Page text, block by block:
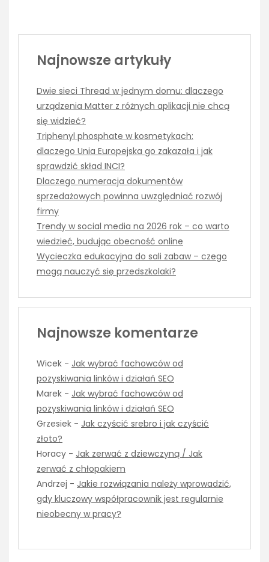
Najnowsze artykuły
Dwie sieci Thread w jednym domu: dlaczego
urządzenia Matter z różnych aplikacji nie chcą
się widzieć?
Triphenyl phosphate w kosmetykach:
dlaczego Unia Europejska go zakazała i jak
sprawdzić skład INCI?
Dlaczego numeracja dokumentów
sprzedażowych powinna uwzględniać rozwój
firmy
Trendy w social media na 2026 rok – co warto
wiedzieć, budując obecność online
Wycieczka edukacyjna do sali zabaw – czego
mogą nauczyć się przedszkolaki?
Najnowsze komentarze
Wicek - Jak wybrać fachowców od
pozyskiwania linków i działań SEO
Marek - Jak wybrać fachowców od
pozyskiwania linków i działań SEO
Grzesiek - Jak czyścić srebro i jak czyścić
złoto?
Horacy - Jak zerwać z dziewczyną / Jak
zerwać z chłopakiem
Andrzej - Jakie rozwiązania należy wprowadzić,
gdy kluczowy współpracownik jest regularnie
nieobecny w pracy?